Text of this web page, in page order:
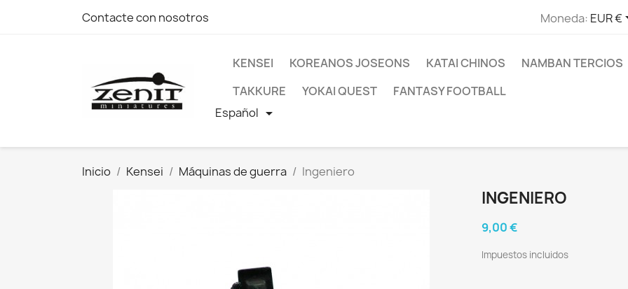
Contacte con nosotros Moneda: EUR €
KENSEI KOREANOS JOSEONS KATAI CHINOS NAMBAN TERCIOS
TAKKURE
YOKAI QUEST FANTASY FOOTBALL
Español 
Inicio Kensei Máquinas de guerra Ingeniero
INGENIERO
9,00 €
Impuestos incluidos